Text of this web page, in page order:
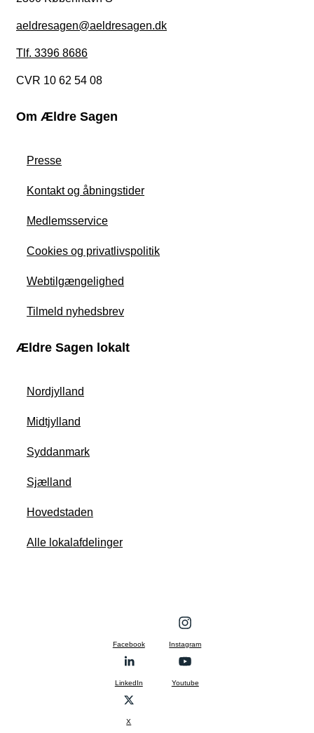
aeldresagen@aeldresagen.dk
Tlf. 3396 8686
CVR 10 62 54 08
Om Ældre Sagen
Presse
Kontakt og åbningstider
Medlemsservice
Cookies og privatlivspolitik
Webtilgængelighed
Tilmeld nyhedsbrev
Ældre Sagen lokalt
Nordjylland
Midtjylland
Syddanmark
Sjælland
Hovedstaden
Alle lokalafdelinger
Facebook Instagram
LinkedIn Youtube
X